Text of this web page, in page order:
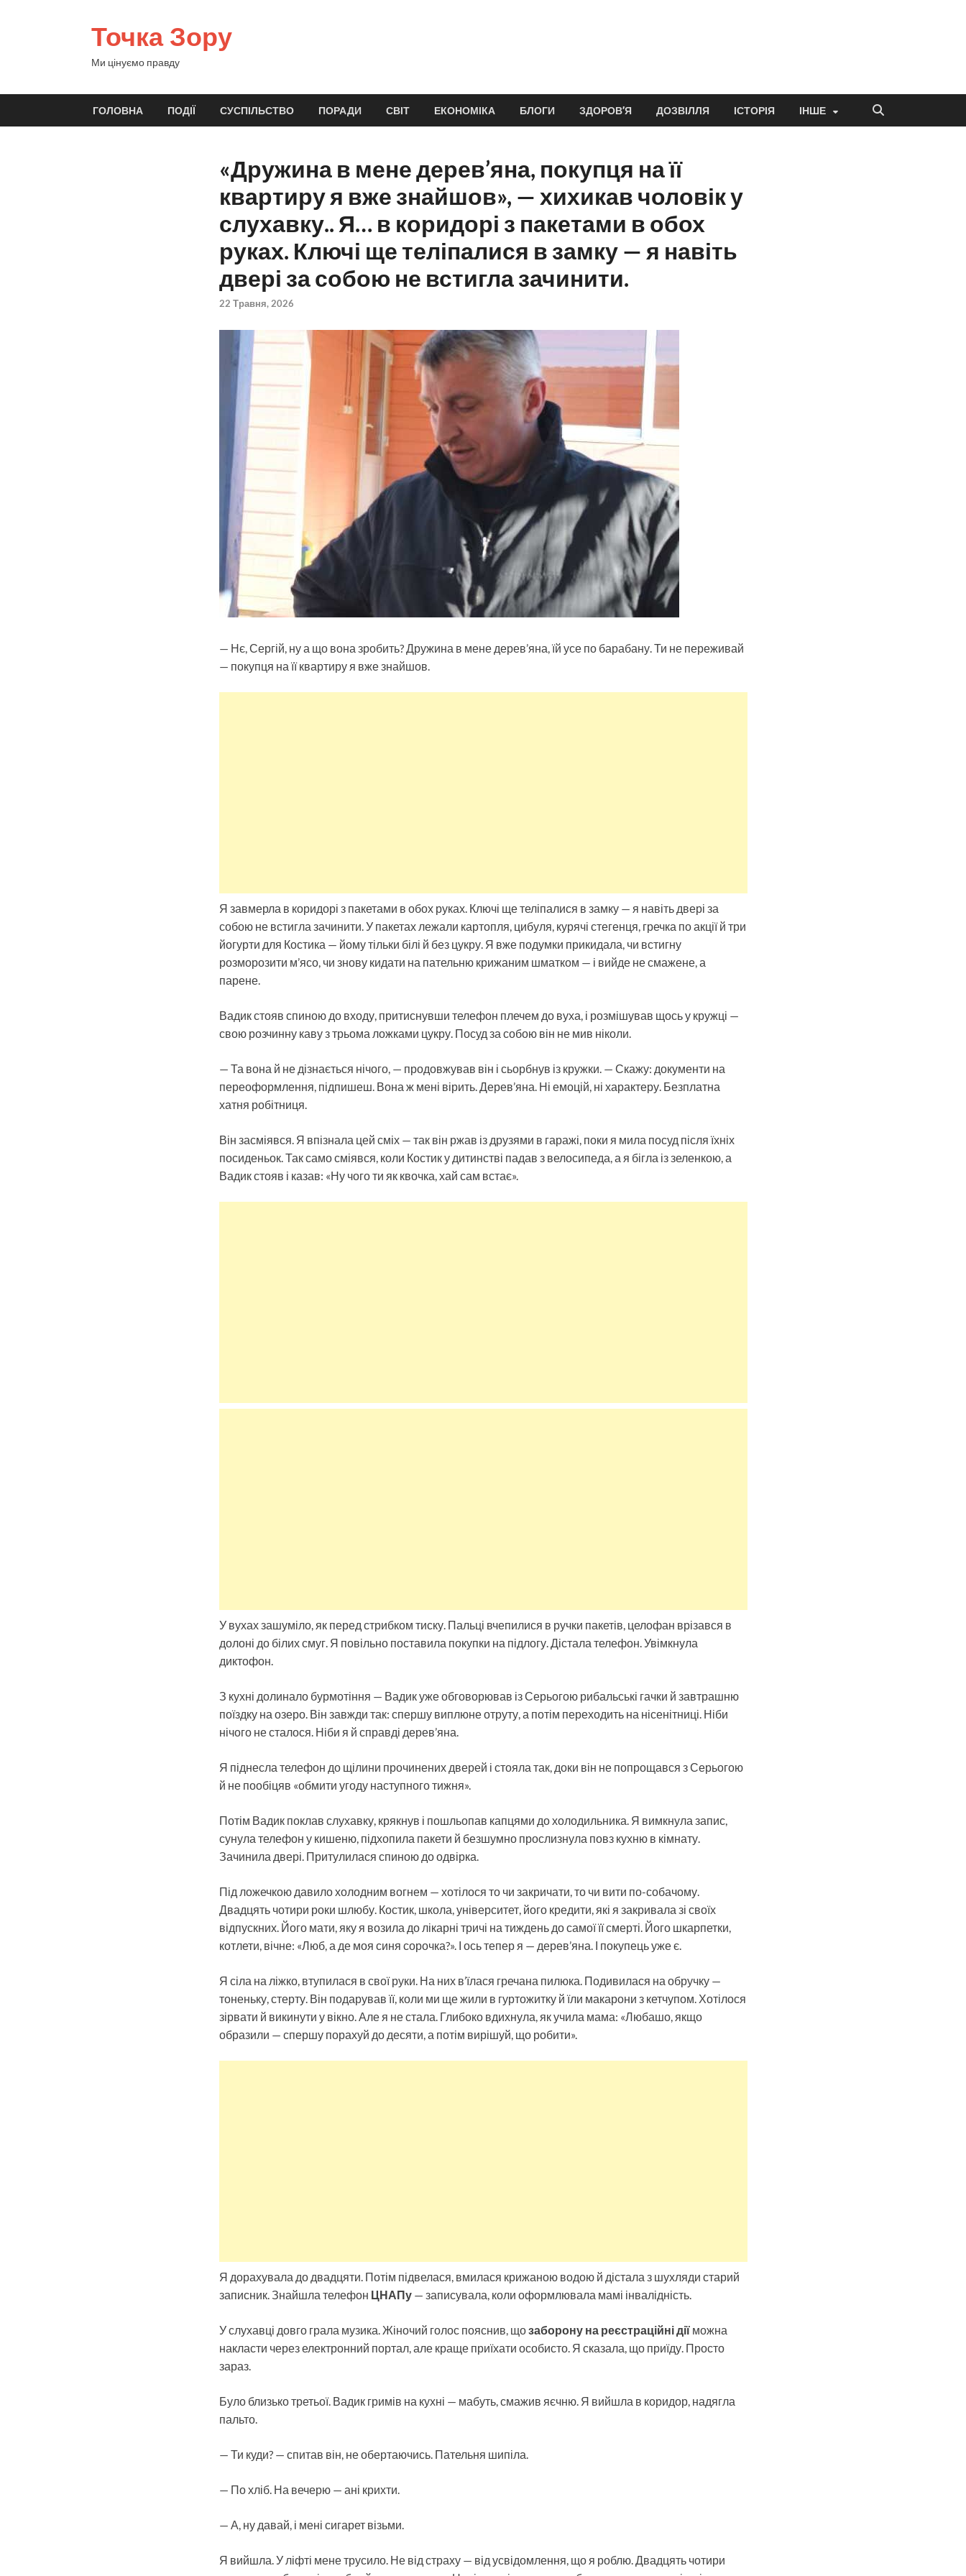
Точка Зору
Ми цінуємо правду
ГОЛОВНА ПОДІЇ СУСПІЛЬСТВО ПОРАДИ СВІТ ЕКОНОМІКА БЛОГИ ЗДОРОВ’Я ДОЗВІЛЛЯ ІСТОРІЯ ІНШЕ
«Дружина в мене дерев’яна, покупця на її
квартиру я вже знайшов», — хихикав чоловік у
слухавку.. Я… в коридорі з пакетами в обох
руках. Ключі ще теліпалися в замку — я навіть
двері за собою не встигла зачинити.
22 Травня, 2026
— Нє, Сергій, ну а що вона зробить? Дружина в мене дерев’яна, їй усе по барабану. Ти не переживай
— покупця на її квартиру я вже знайшов.
Я завмерла в коридорі з пакетами в обох руках. Ключі ще теліпалися в замку — я навіть двері за
собою не встигла зачинити. У пакетах лежали картопля, цибуля, курячі стегенця, гречка по акції й три
йогурти для Костика — йому тільки білі й без цукру. Я вже подумки прикидала, чи встигну
розморозити м’ясо, чи знову кидати на пательню крижаним шматком — і вийде не смажене, а
парене.
Вадик стояв спиною до входу, притиснувши телефон плечем до вуха, і розмішував щось у кружці —
свою розчинну каву з трьома ложками цукру. Посуд за собою він не мив ніколи.
— Та вона й не дізнається нічого, — продовжував він і сьорбнув із кружки. — Скажу: документи на
переоформлення, підпишеш. Вона ж мені вірить. Дерев’яна. Ні емоцій, ні характеру. Безплатна
хатня робітниця.
Він засміявся. Я впізнала цей сміх — так він ржав із друзями в гаражі, поки я мила посуд після їхніх
посиденьок. Так само сміявся, коли Костик у дитинстві падав з велосипеда, а я бігла із зеленкою, а
Вадик стояв і казав: «Ну чого ти як квочка, хай сам встає».
У вухах зашуміло, як перед стрибком тиску. Пальці вчепилися в ручки пакетів, целофан врізався в
долоні до білих смуг. Я повільно поставила покупки на підлогу. Дістала телефон. Увімкнула
диктофон.
З кухні долинало бурмотіння — Вадик уже обговорював із Серьогою рибальські гачки й завтрашню
поїздку на озеро. Він завжди так: спершу виплюне отруту, а потім переходить на нісенітниці. Ніби
нічого не сталося. Ніби я й справді дерев’яна.
Я піднесла телефон до щілини прочинених дверей і стояла так, доки він не попрощався з Серьогою
й не пообіцяв «обмити угоду наступного тижня».
Потім Вадик поклав слухавку, крякнув і пошльопав капцями до холодильника. Я вимкнула запис,
сунула телефон у кишеню, підхопила пакети й безшумно прослизнула повз кухню в кімнату.
Зачинила двері. Притулилася спиною до одвірка.
Під ложечкою давило холодним вогнем — хотілося то чи закричати, то чи вити по-собачому.
Двадцять чотири роки шлюбу. Костик, школа, університет, його кредити, які я закривала зі своїх
відпускних. Його мати, яку я возила до лікарні тричі на тиждень до самої її смерті. Його шкарпетки,
котлети, вічне: «Люб, а де моя синя сорочка?». І ось тепер я — дерев’яна. І покупець уже є.
Я сіла на ліжко, втупилася в свої руки. На них в’їлася гречана пилюка. Подивилася на обручку —
тоненьку, стерту. Він подарував її, коли ми ще жили в гуртожитку й їли макарони з кетчупом. Хотілося
зірвати й викинути у вікно. Але я не стала. Глибоко вдихнула, як учила мама: «Любашо, якщо
образили — спершу порахуй до десяти, а потім вирішуй, що робити».
Я дорахувала до двадцяти. Потім підвелася, вмилася крижаною водою й дістала з шухляди старий
записник. Знайшла телефон ЦНАПу— записувала, коли оформлювала мамі інвалідність.
У слухавці довго грала музика. Жіночий голос пояснив, щозаборону на реєстраційні діїможна
накласти через електронний портал, але краще приїхати особисто. Я сказала, що приїду. Просто
зараз.
Було близько третьої. Вадик гримів на кухні — мабуть, смажив яєчню. Я вийшла в коридор, надягла
пальто.
— Ти куди? — спитав він, не обертаючись. Пательня шипіла.
— По хліб. На вечерю — ані крихти.
— А, ну давай, і мені сигарет візьми.
Я вийшла. У ліфті мене трусило. Не від страху — від усвідомлення, що я роблю. Двадцять чотири